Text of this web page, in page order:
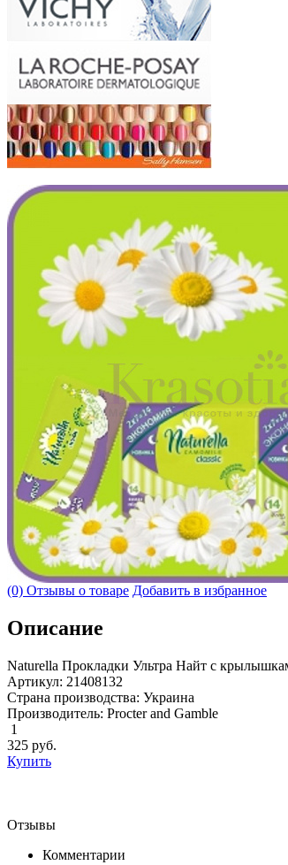
(0) Отзывы о товаре Добавить в избранное
Описание
Naturella Прокладки Ультра Найт с
Артикул: 21408132
Страна производства: Украина
Производитель: Procter and Gamble
1
325 руб.
Купить
Отзывы
Комментарии